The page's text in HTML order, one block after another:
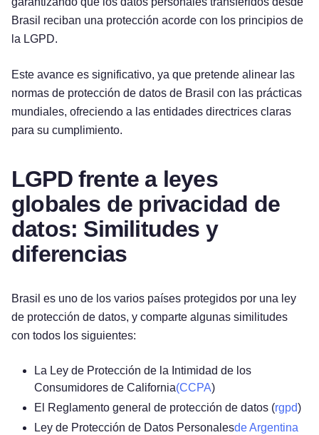
Brasil reciban una protección acorde con los principios de
la LGPD.
Este avance es significativo, ya que pretende alinear las
normas de protección de datos de Brasil con las prácticas
mundiales, ofreciendo a las entidades directrices claras
para su cumplimiento.
LGPD frente a leyes
globales de privacidad de
datos: Similitudes y
diferencias
Brasil es uno de los varios países protegidos por una ley
de protección de datos, y comparte algunas similitudes
con todos los siguientes:
La Ley de Protección de la Intimidad de los
Consumidores de California(CCPA)
El Reglamento general de protección de datos (rgpd)
Ley de Protección de Datos Personalesde Argentina